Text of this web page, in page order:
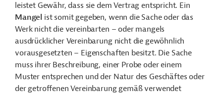
leistet Gewähr, dass sie dem Vertrag entspricht. Ein
Mangel ist somit gegeben, wenn die Sache oder das
Werk nicht die vereinbarten – oder mangels
ausdrücklicher Vereinbarung nicht die gewöhnlich
vorausgesetzten – Eigenschaften besitzt. Die Sache
muss ihrer Beschreibung, einer Probe oder einem
Muster entsprechen und der Natur des Geschäftes oder
der getroffenen Vereinbarung gemäß verwendet